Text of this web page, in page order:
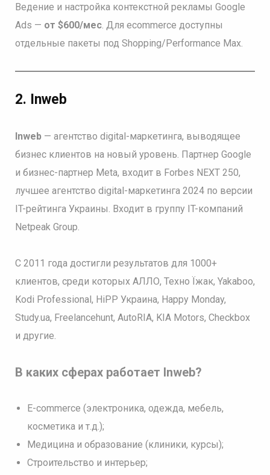
Ведение и настройка контекстной рекламы Google
Ads — от $600/мес. Для ecommerce доступны
отдельные пакеты под Shopping/Performance Max.
2. Inweb
Inweb— агентство digital-маркетинга, выводящее
бизнес клиентов на новый уровень. Партнер Google
и бизнес-партнер Meta, входит в Forbes NEXT 250,
лучшее агентство digital-маркетинга 2024 по версии
IT-рейтинга Украины. Входит в группу IT-компаний
Netpeak Group.
С 2011 года достигли результатов для 1000+
клиентов, среди которых АЛЛО, Техно Їжак, Yakaboo,
Kodi Professional, HiPP Украина, Happy Monday,
Study.ua, Freelancehunt, AutoRIA, KIA Motors, Checkbox
и другие.
В каких сферах работает Inweb?
E-commerce (электроника, одежда, мебель,
косметика и т.д.);
Медицина и образование (клиники, курсы);
Строительство и интерьер;